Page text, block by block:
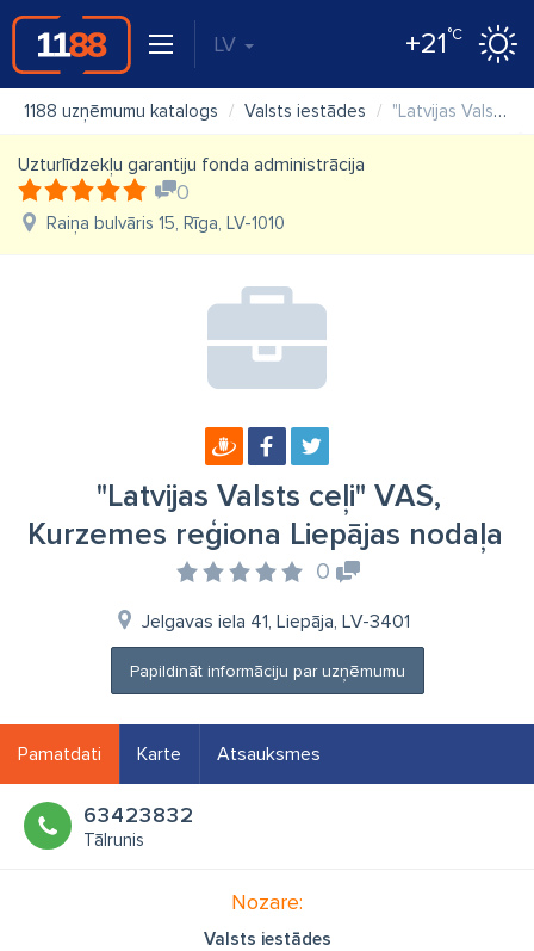
LV +21°C
1188 uzņēmumu katalogs Valsts iestādes "Latvijas Valsts ceļi" VAS, Kurzemes reģiona Liepājas nodaļa
Uzturlīdzekļu garantiju fonda administrācija
0
Raiņa bulvāris 15, Rīga, LV-1010
"Latvijas Valsts ceļi" VAS,
Kurzemes reģiona Liepājas nodaļa
0
Jelgavas iela 41, Liepāja, LV-3401
Papildināt informāciju par uzņēmumu
Pamatdati Karte Atsauksmes
63423832
Tālrunis
Nozare:
Valsts iestādes